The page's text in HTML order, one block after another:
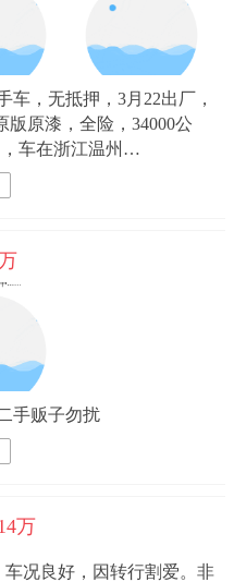
车，无抵押，3月22出厂，
原漆，全险，34000公
，车在浙江温州…
手贩子勿扰
万
车况良好，因转行割爱。非